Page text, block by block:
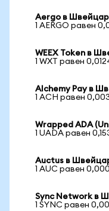
Aergo в
1 AERGO равен
WEEX Token в
1 WXT равен
Alchemy Pay в
1 ACH равен
Wrapped ADA
1 UADA равен
Auctus в
1 AUC равен
Sync Network в
1 SYNC равен